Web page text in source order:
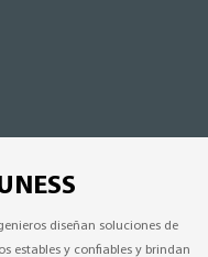
diseñan soluciones de
estables y confiables y brindan